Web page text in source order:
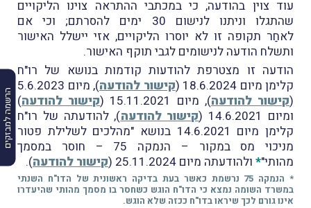
הרשמה למבזקים
עוד צוין בהודעה, כי במכתבי ההתראה צוינו הליקויים
שהתגלו וניתנו לנישום 30 ימים להסרתם; וכי אם
לאחַר תקופה זו לא יוסרו הליקויים, אזי יישלל האישור
ותשלח הודעה לנישומים לגבי תוקף האישור.
הודעה זו מצטרפת להודעות קודמות בנושא של רו"ח
קלימן מיום 18.6.2024 (
קישור להודעה
), מיום 5.6.2023
(קישור להודעה), מיום 15.11.2021 ( קישור להודעה)
ומיום 14.6.2021 (
קישור להודעה), להודעתה של רו"ח
קלימן מיום 14.6.2021 בנושא "מהלכים לשלילת פטור
מניכוי מס במקור – הנמקה 75 – חוסר במסמך
מהותי"* ולהודעתה מיום 25.11.2024 ( קישור להודעה).
* הנמקה 75 נרשמת כאשר בעת בדיקה ראשונית של הדו"ח השנתי
במשרד השומה נמצא כי הדו"ח הוגש כשחסר בו מסמך מהותי שהיעדרו
אינו גורם לכך שיראו בדו"ח ככזה שלא הוגש.